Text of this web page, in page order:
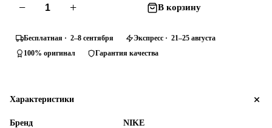
− + В корзину
Бесплатная · 2–8 сентября
Экспресс · 21–25 августа
100% оригинал
Гарантия качества
Характеристики
Бренд NIKE